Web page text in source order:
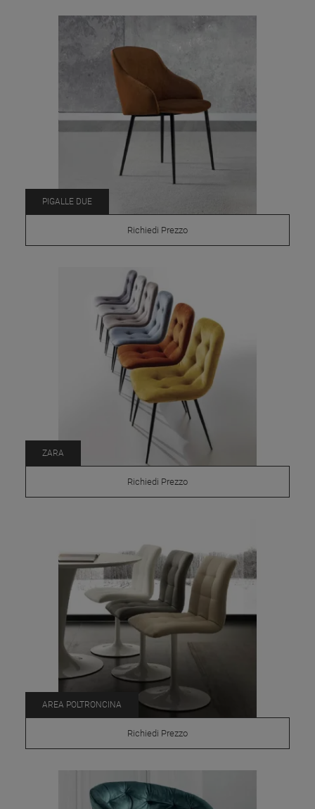
PIGALLE DUE
Richiedi Prezzo
ZARA
Richiedi Prezzo
AREA POLTRONCINA
Richiedi Prezzo